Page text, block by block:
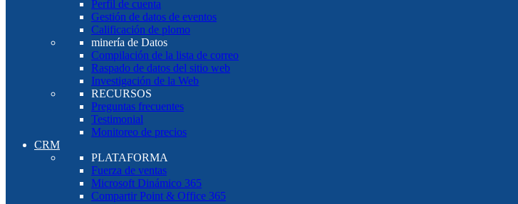
Perfil de cuenta
Gestión de datos de eventos
Calificación de plomo
minería de Datos
Compilación de la lista de correo
Raspado de datos del sitio web
Investigación de la Web
RECURSOS
Preguntas frecuentes
Testimonial
Monitoreo de precios
CRM
PLATAFORMA
Fuerza de ventas
Microsoft Dinámico 365
Compartir Point & Office 365